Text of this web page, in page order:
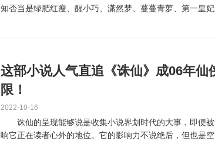
知否当是绿肥红瘦、醒小巧、潇然梦、蔓蔓青萝、第一皇
这部小说人气直追《诛仙》成06年仙
限！
2022-10-16
诛仙的呈现能够说是收集小说界划时代的大事，即便被
响它正在读者心外的地位。它的影响力不说绝后，但也是